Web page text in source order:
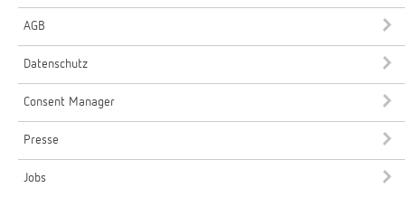
AGB
Datenschutz
Consent Manager
Presse
Jobs